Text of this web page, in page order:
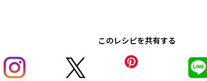
このレシピを共有する